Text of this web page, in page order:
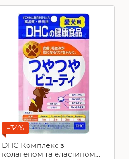
−34%
DHC Комплекс з
колагеном та еластином